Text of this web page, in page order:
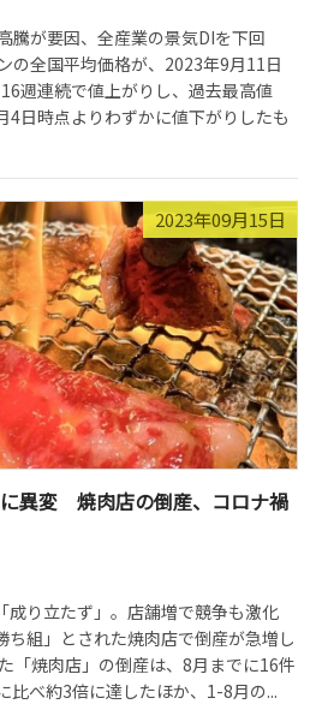
騰が要因、全産業の景気DIを下回
全国平均価格が、2023年9月11日
週連続で値上がりし、過去最高値
4日時点よりわずかに値下がりしたも
2023年09月15日
異変 焼肉店の倒産、コロナ禍
り立たず」。店舗増で競争も激化
ち組」とされた焼肉店で倒産が急増し
「焼肉店」の倒産は、8月までに16件
比べ約3倍に達したほか、1-8月の...